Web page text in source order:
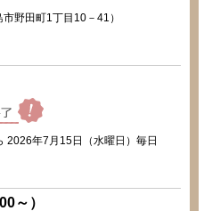
野田町1丁目10－41）
2026年7月15日（水曜日）毎日
～）